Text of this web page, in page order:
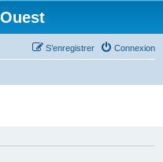
Connexion
S’enregistrer